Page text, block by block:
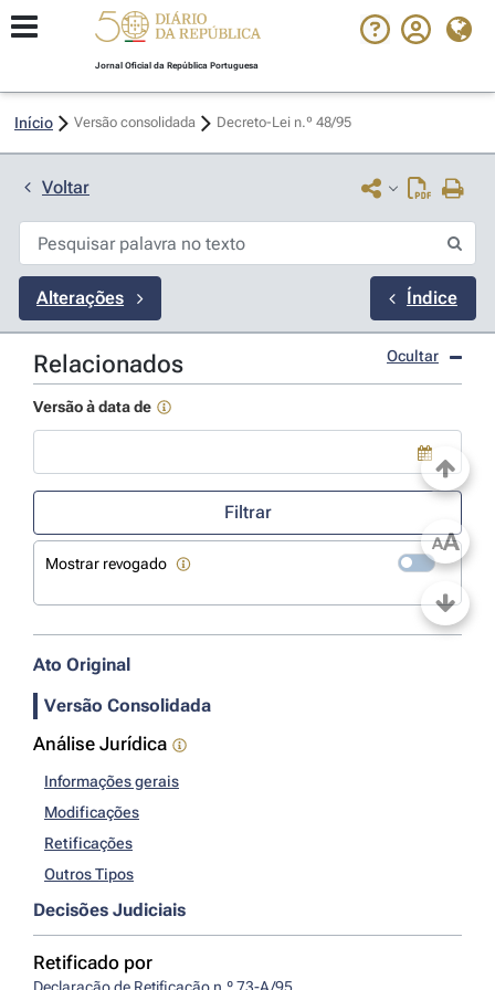
Jornal Oficial da República Portuguesa
Início Versão consolidada Decreto-Lei n.º 48/95
Voltar
Alterações Índice
Relacionados Ocultar
Versão à data de
Use a tecla de seta para baixo para abrir o calendário; Use as
Filtrar
Mostrar revogado
Ato Original
Versão Consolidada
Análise Jurídica
Informações gerais
Modificações
Retificações
Outros Tipos
Decisões Judiciais
Retificado por
AA